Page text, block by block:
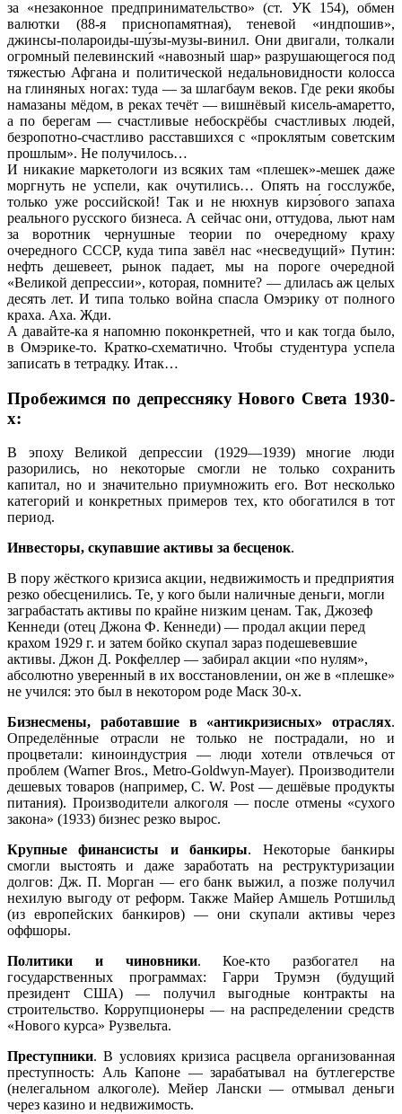
за «незаконное предпринимательство» (ст. УК 154), обмен
валютки (88-я приснопамятная), теневой «индпошив»,
джинсы-полароиды-шу́зы-музы-винил. Они двигали, толкали
огромный пелевинский «навозный шар» разрушающегося под
тяжестью Афгана и политической недальновидности колосса
на глиняных ногах: туда — за шлагбаум веков. Где реки якобы
намазаны мёдом, в реках течёт — вишнёвый кисель-амаретто,
а по берегам — счастливые небоскрёбы счастливых людей,
безропотно-счастливо расставшихся с «проклятым советским
прошлым». Не получилось…
И никакие маркетологи из всяких там «плешек»-мешек даже
моргнуть не успели, как очутились… Опять на госслужбе,
только уже российской! Так и не нюхнув кирзо́вого запаха
реального русского бизнеса. А сейчас они, оттудова, льют нам
за воротник чернушные теории по очередному краху
очередного СССР, куда типа завёл нас «несведущий» Путин:
нефть дешевеет, рынок падает, мы на пороге очередной
«Великой депрессии», которая, помните? — длилась аж целых
десять лет. И типа только война спасла Омэрику от полного
краха. Аха. Жди.
А давайте-ка я напомню поконкретней, что и как тогда было,
в Омэрике-то. Кратко-схематично. Чтобы студентура успела
записать в тетрадку. Итак…
Пробежимся по депрессняку Нового Света 1930-
х:
В эпоху Великой депрессии (1929—1939) многие люди
разорились, но некоторые смогли не только сохранить
капитал, но и значительно приумножить его. Вот несколько
категорий и конкретных примеров тех, кто обогатился в тот
период.
Инвесторы, скупавшие активы за бесценок.
В пору жёсткого кризиса акции, недвижимость и предприятия
резко обесценились. Те, у кого были наличные деньги, могли
заграбастать активы по крайне низким ценам. Так, Джозеф
Кеннеди (отец Джона Ф. Кеннеди) — продал акции перед
крахом 1929 г. и затем бойко скупал зараз подешевевшие
активы. Джон Д. Рокфеллер — забирал акции «по нулям»,
абсолютно уверенный в их восстановлении, он же в «плешке»
не учился: это был в некотором роде Маск 30-х.
Бизнесмены, работавшие в «антикризисных» отраслях.
Определённые отрасли не только не пострадали, но и
процветали: киноиндустрия — люди хотели отвлечься от
проблем (Warner Bros., Metro-Goldwyn-Mayer). Производители
дешевых товаров (например, C. W. Post — дешёвые продукты
питания). Производители алкоголя — после отмены «сухого
закона» (1933) бизнес резко вырос.
Крупные финансисты и банкиры. Некоторые банкиры
смогли выстоять и даже заработать на реструктуризации
долгов: Дж. П. Морган — его банк выжил, а позже получил
нехилую выгоду от реформ. Также Майер Амшель Ротшильд
(из европейских банкиров) — они скупали активы через
оффшоры.
Политики и чиновники. Кое-кто разбогател на
государственных программах: Гарри Трумэн (будущий
президент США) — получил выгодные контракты на
строительство. Коррупционеры — на распределении средств
«Нового курса» Рузвельта.
Преступники. В условиях кризиса расцвела организованная
преступность: Аль Капоне — зарабатывал на бутлегерстве
(нелегальном алкоголе). Мейер Лански — отмывал деньги
через казино и недвижимость.